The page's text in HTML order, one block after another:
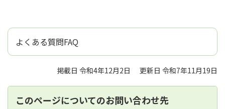
よくある質問FAQ
掲載日 令和4年12月2日 更新日 令和7年11月19日
このページについてのお問い合わせ先